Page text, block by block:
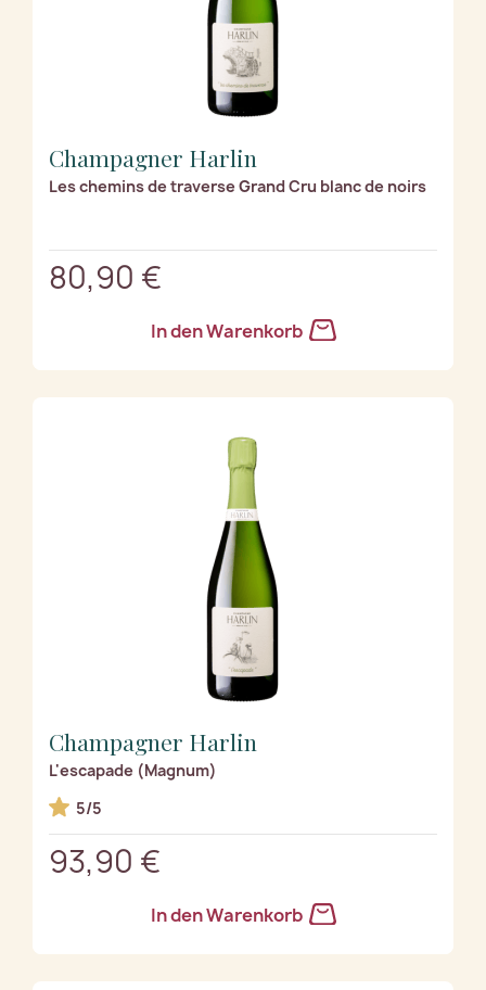
Champagner Harlin
Les chemins de traverse Grand Cru blanc de noirs
80,90 €
In den Warenkorb
Champagner Harlin
L'escapade (Magnum)
5/5
93,90 €
In den Warenkorb